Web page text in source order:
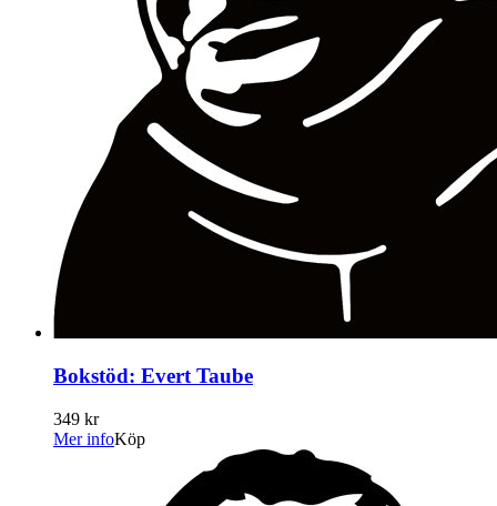
Bokstöd: Evert Taube
349 kr
Mer infoKöp